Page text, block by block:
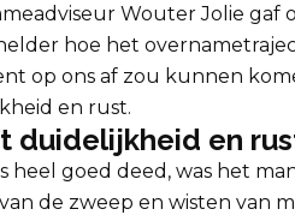
Wouter Jolie gaf
hoe het
op ons af zou kunnen
en rust.
duidelijkheid en
goed deed, was het
de zweep en wisten van